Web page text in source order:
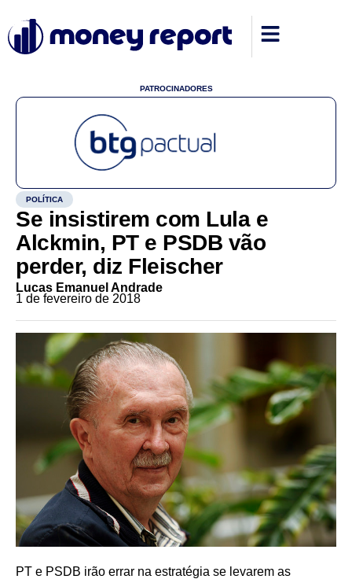
PATROCINADORES
POLÍTICA
Se insistirem com Lula e
Alckmin, PT e PSDB vão
perder, diz Fleischer
Lucas Emanuel Andrade
1 de fevereiro de 2018
PT e PSDB irão errar na estratégia se levarem as